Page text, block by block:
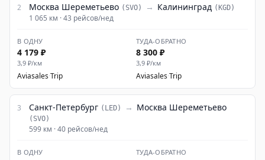
2 Москва Шереметьево ( SVO) → Калининград (KGD)
1 065 км ·43 рейсов/нед
В ОДНУ
4 179 ₽
3,9 ₽/км
Aviasales·Trip
ТУДА-ОБРАТНО
8 300 ₽
3,9 ₽/км
Aviasales·Trip
3 Санкт-Петербург ( LED) → Москва Шереметьево
( SVO)
599 км ·40 рейсов/нед
В ОДНУ ТУДА-ОБРАТНО